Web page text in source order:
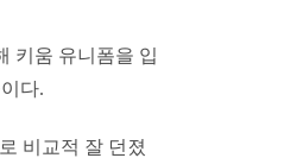
키움 유니폼을 입
다.
비교적 잘 던졌